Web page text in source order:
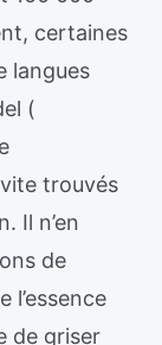
certaines
langues
(
trouvés
Il n’en
de
l’essence
de griser